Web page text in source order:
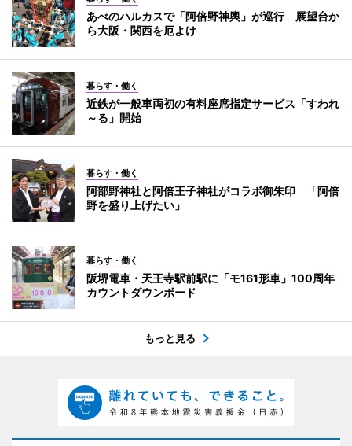
あべのハルカスで「阿倍野神輿」が巡行 展望台か
ら大阪・関西を厄よけ
暮らす・働く
近鉄が一般車両初の有料座席指定サービス「すわれ
～る」開始
暮らす・働く
阿部野神社と阿倍王子神社がコラボ御朱印 「阿倍
野を盛り上げたい」
暮らす・働く
阪堺電車・天王寺駅前駅に「モ161形車」100周年
カウントダウンボード
もっと見る